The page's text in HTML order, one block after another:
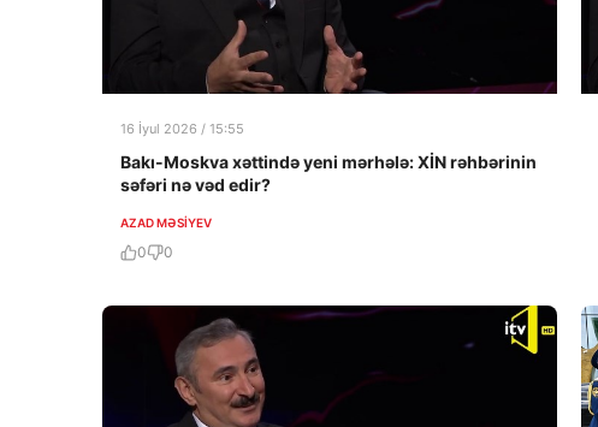
16 İyul 2026 / 15:55
Bakı-Moskva xəttində yeni mərhələ: XİN rəhbərinin
səfəri nə vəd edir?
AZAD MƏSIYEV
0 0